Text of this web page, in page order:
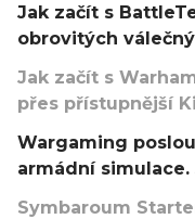
Jak začít s
obrovitých
Jak začít s
přes přístupnější
Wargaming
armádní
Symbaroum